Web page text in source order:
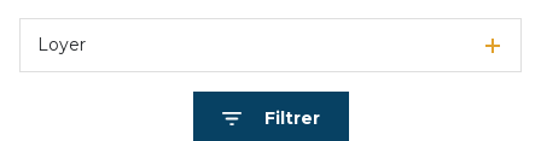
Loyer
Filtrer